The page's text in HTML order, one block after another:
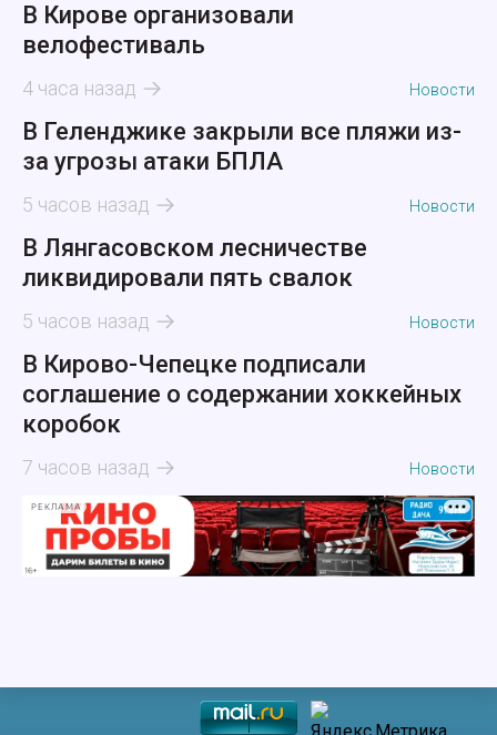
В Кирове организовали
велофестиваль
4 часа назад Новости
В Геленджике закрыли все пляжи из-
за угрозы атаки БПЛА
5 часов назад Новости
В Лянгасовском лесничестве
ликвидировали пять свалок
5 часов назад Новости
В Кирово-Чепецке подписали
соглашение о содержании хоккейных
коробок
7 часов назад Новости
РЕКЛАМА